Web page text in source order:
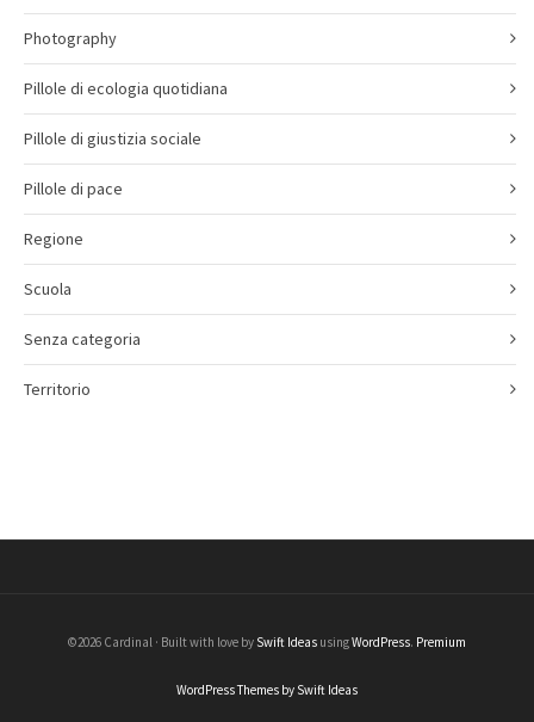
Photography
Pillole di ecologia quotidiana
Pillole di giustizia sociale
Pillole di pace
Regione
Scuola
Senza categoria
Territorio
©2026 Cardinal · Built with love by Swift Ideas usingWordPress. Premium
WordPress Themes by Swift Ideas